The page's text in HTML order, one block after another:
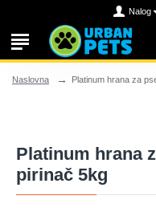
Nalog
Naslovna Platinum hrana za
Platinum hrana
pirinač 5kg